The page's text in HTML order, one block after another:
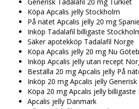
Köpa Apcalis jelly Stockholm
På nätet Apcalis jelly 20 mg
Inköp Tadalafil billigaste
Säker apotekköp Tadalafil Norge
Köpa Apcalis jelly 20 mg Nu
Inköp Apcalis jelly utan recept
Beställa 20 mg Apcalis jelly På
Inköp 20 mg Apcalis jelly Generisk
Köpa 20 mg Apcalis jelly billigaste
Apcalis jelly Danmark